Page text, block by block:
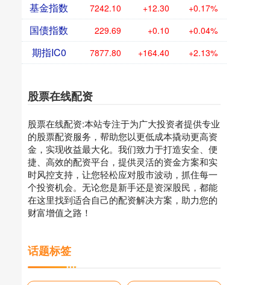
基金指数 7242.10 +12.30 +0.17%
国债指数 229.69 +0.10 +0.04%
期指IC0 7877.80 +164.40 +2.13%
股票在线配资
股票在线配资:本站专注于为广大投资者提供专业
的股票配资服务，帮助您以更低成本撬动更高资
金，实现收益最大化。我们致力于打造安全、便
捷、高效的配资平台，提供灵活的资金方案和实
时风控支持，让您轻松应对股市波动，抓住每一
个投资机会。无论您是新手还是资深股民，都能
在这里找到适合自己的配资解决方案，助力您的
财富增值之路！
话题标签